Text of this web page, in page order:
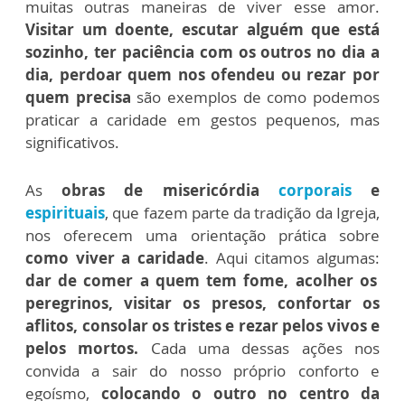
muitas outras maneiras de viver esse amor.
Visitar um doente, escutar alguém que está
sozinho, ter paciência com os outros no dia a
dia, perdoar quem nos ofendeu ou rezar por
quem precisa são exemplos de como podemos
praticar a caridade em gestos pequenos, mas
significativos.
Asobras de misericórdia corporaise
espirituais, que fazem parte da tradição da Igreja,
nos oferecem uma orientação prática sobre
como viver a caridade. Aqui citamos algumas:
dar de comer a quem tem fome, acolher os
peregrinos, visitar os presos, confortar os
aflitos, consolar os tristes e rezar pelos vivos e
pelos mortos. Cada uma dessas ações nos
convida a sair do nosso próprio conforto e
egoísmo, colocando o outro no centro da